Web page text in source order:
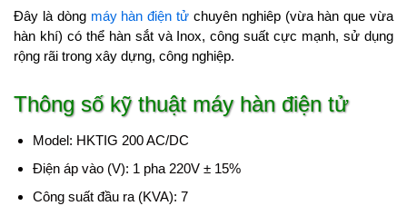
Đây là dòng máy hàn điện tử chuyên nghiêp (vừa hàn que vừa
hàn khí) có thể hàn sắt và Inox, công suất cực mạnh, sử dụng
rộng rãi trong xây dựng, công nghiệp.
Thông số kỹ thuật máy hàn điện tử
Model: HKTIG 200 AC/DC
Điện áp vào (V): 1 pha 220V ± 15%
Công suất đầu ra (KVA): 7